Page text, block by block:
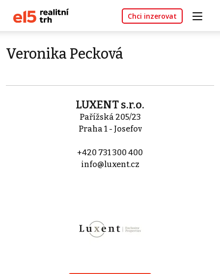
Chci inzerovat
Veronika Pecková
LUXENT s.r.o.
Pařížská 205/23
Praha 1 - Josefov
+420 731 300 400
info@luxent.cz